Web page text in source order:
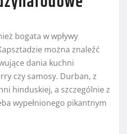
bogata w wpływy
można znaleźć
dania kuchni
czy samosy. Durban, z
hinduskiej, a szczególnie z
wypełnionego pikantnym